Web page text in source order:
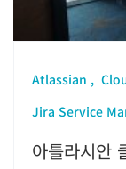
Atlassian
Jira Service
아틀라시안